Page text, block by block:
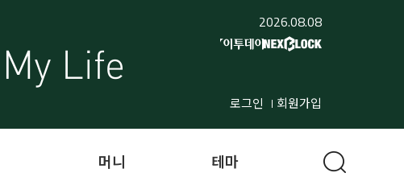
2026.08.08
로그인 회원가입
머니 테마